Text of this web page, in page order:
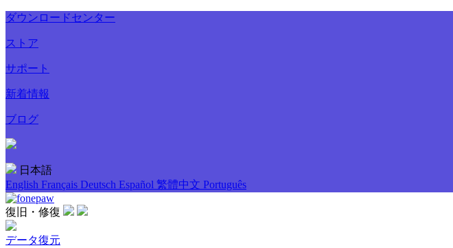
ダウンロードセンター
ストア
サポート
新着情報
ブログ
日本語
English Français Deutsch Español 繁體中文 Português
復旧・修復
データ復元